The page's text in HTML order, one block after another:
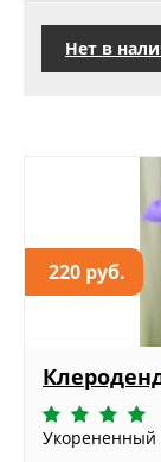
Нет в
220 руб.
Укорененный